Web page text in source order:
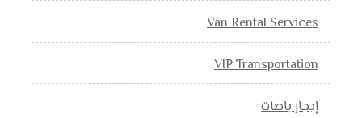
Van Rental Services
VIP Transportation
إيجار باصات